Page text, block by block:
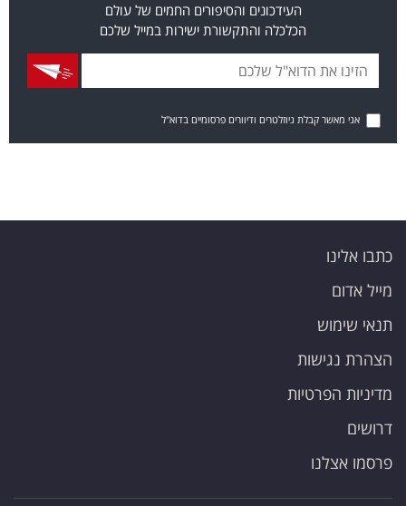
העידכונים והסיפורים החמים של עולם
הכלכלה והתקשורת ישירות במייל שלכם
אני מאשר קבלת ניוזלטרים ודיוורים פרסומיים בדוא"ל
כתבו אלינו
מייל אדום
תנאי שימוש
הצהרת נגישות
מדיניות הפרטיות
דרושים
פרסמו אצלנו